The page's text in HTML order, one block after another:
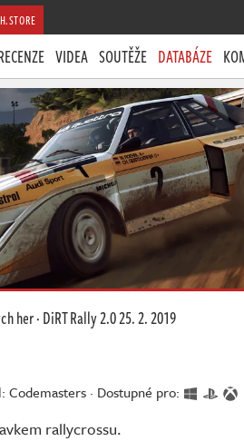
VIDEA SOUTĚŽE DATABÁZE
her·DiRT Rally 2.025. 2. 2019
Codemasters · Dostupné pro:
rallycrossu.